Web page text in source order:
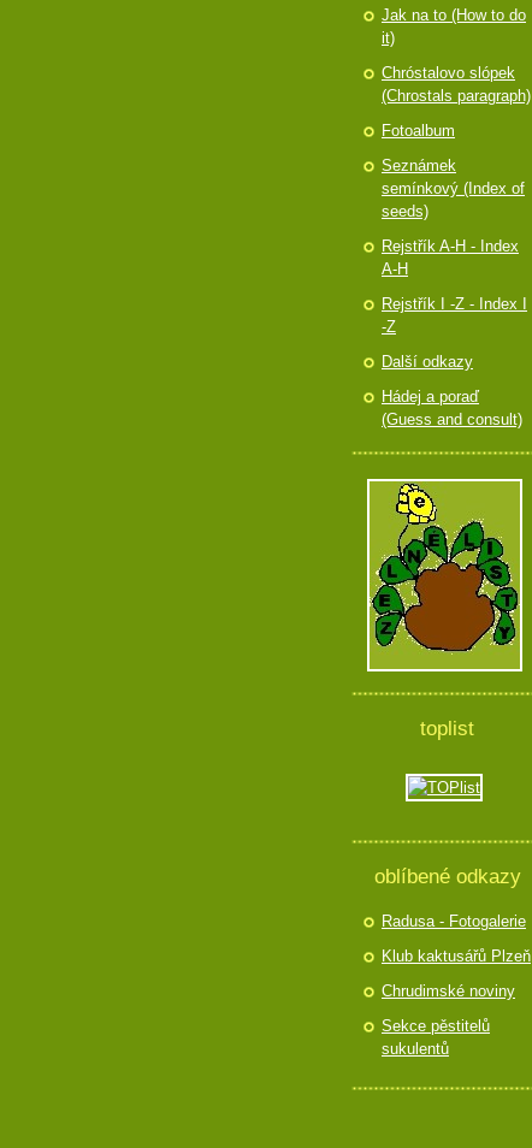
Jak na to (How to do
it)
Chróstalovo slópek
(Chrostals paragraph)
Fotoalbum
Seznámek
semínkový (Index of
seeds)
Rejstřík A-H - Index
A-H
Rejstřík I -Z - Index I
-Z
Další odkazy
Hádej a poraď
(Guess and consult)
toplist
oblíbené odkazy
Radusa - Fotogalerie
Klub kaktusářů Plzeň
Chrudimské noviny
Sekce pěstitelů
sukulentů